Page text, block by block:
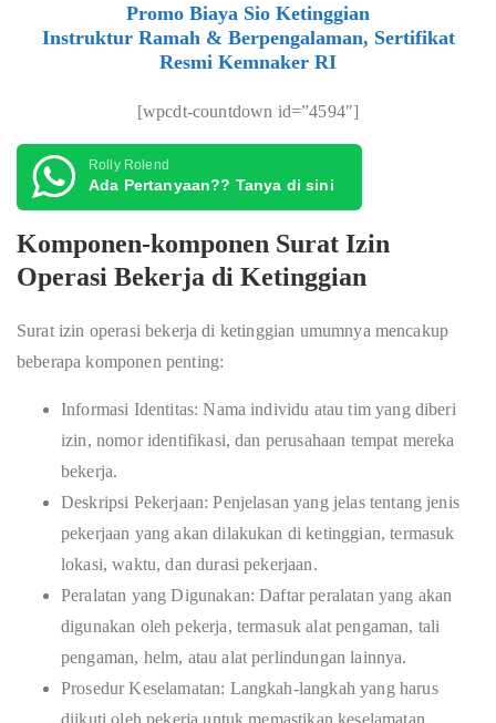
Promo Biaya Sio Ketinggian
Instruktur Ramah & Berpengalaman, Sertifikat
Resmi Kemnaker RI
[wpcdt-countdown id=”4594″]
Rolly Rolend
Ada Pertanyaan?? Tanya di sini
Komponen-komponen Surat Izin
Operasi Bekerja di Ketinggian
Surat izin operasi bekerja di ketinggian umumnya mencakup
beberapa komponen penting:
Informasi Identitas: Nama individu atau tim yang diberi
izin, nomor identifikasi, dan perusahaan tempat mereka
bekerja.
Deskripsi Pekerjaan: Penjelasan yang jelas tentang jenis
pekerjaan yang akan dilakukan di ketinggian, termasuk
lokasi, waktu, dan durasi pekerjaan.
Peralatan yang Digunakan: Daftar peralatan yang akan
digunakan oleh pekerja, termasuk alat pengaman, tali
pengaman, helm, atau alat perlindungan lainnya.
Prosedur Keselamatan: Langkah-langkah yang harus
diikuti oleh pekerja untuk memastikan keselamatan